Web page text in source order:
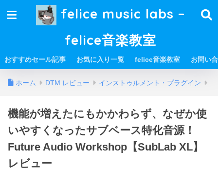
felice music labs –
felice音楽教室
おすすめセール記事 お気に入り一覧 felice音楽教室 お問い
ホーム DTM レビュー インストゥルメント・プラグイン
機能が増えたにもかかわらず、なぜか使
いやすくなったサブベース特化音源！
Future Audio Workshop【SubLab XL】
レビュー